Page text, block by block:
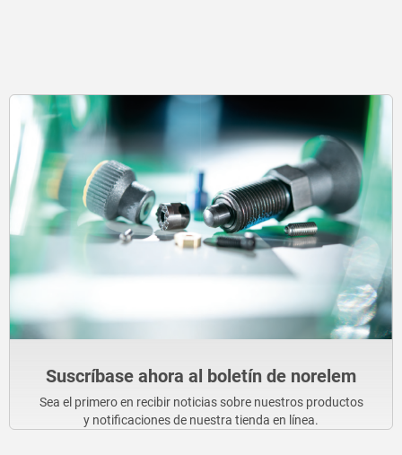
Suscríbase ahora al boletín de norelem
Sea el primero en recibir noticias sobre nuestros productos
y notificaciones de nuestra tienda en línea.